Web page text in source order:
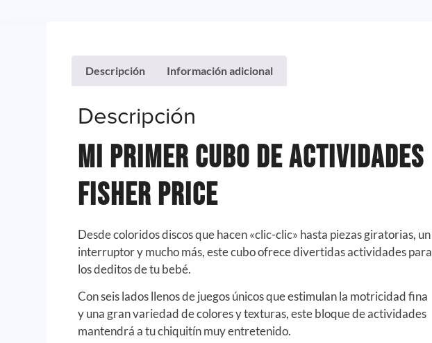
Descripción Información adicional
Descripción
Mi primer Cubo de Actividades
Fisher Price
Desde coloridos discos que hacen «clic-clic» hasta piezas giratorias, un
interruptor y mucho más, este cubo ofrece divertidas actividades para
los deditos de tu bebé.
Con seis lados llenos de juegos únicos que estimulan la motricidad fina
y una gran variedad de colores y texturas, este bloque de actividades
mantendrá a tu chiquitín muy entretenido.